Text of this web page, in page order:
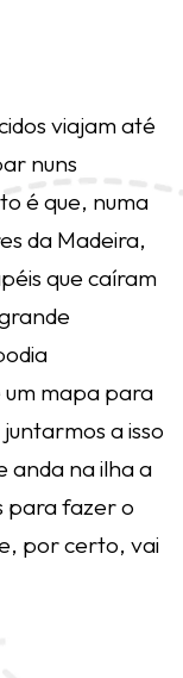
viajam até
nuns
é que, numa
da Madeira,
que caíram
mapa para
a isso
anda na ilha a
para fazer o
por certo, vai